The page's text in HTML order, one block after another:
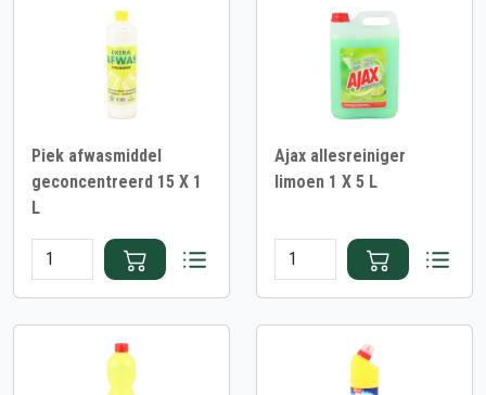
Piek afwasmiddel
geconcentreerd 15 X 1
L
Ajax allesreiniger
limoen 1 X 5 L